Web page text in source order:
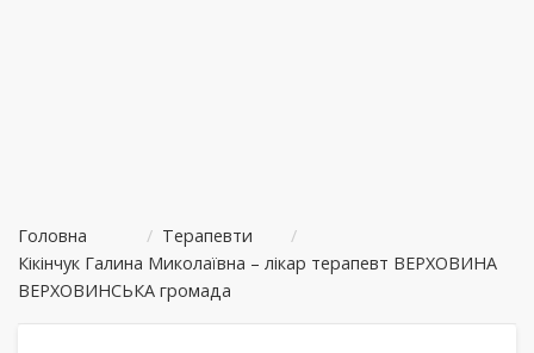
Головна / Терапевти
/
Кікінчук Галина Миколаївна – лікар терапевт ВЕРХОВИНА
ВЕРХОВИНСЬКА громада